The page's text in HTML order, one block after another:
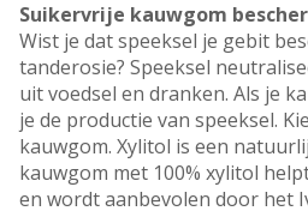
Suikervrije kauwgom
Wist je dat speeksel je gebit
tanderosie? Speeksel
uit voedsel en dranken. Als je
je de productie van speeksel.
kauwgom. Xylitol is een
kauwgom met 100% xylitol
en wordt aanbevolen door het